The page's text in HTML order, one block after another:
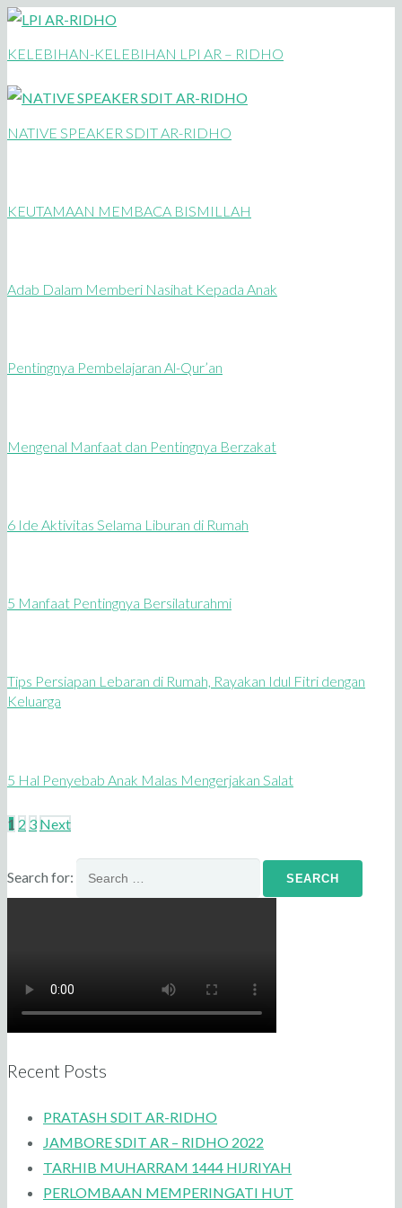
KELEBIHAN-KELEBIHAN LPI AR – RIDHO
NATIVE SPEAKER SDIT AR-RIDHO
KEUTAMAAN MEMBACA BISMILLAH
Adab Dalam Memberi Nasihat Kepada Anak
Pentingnya Pembelajaran Al-Qur’an
Mengenal Manfaat dan Pentingnya Berzakat
6 Ide Aktivitas Selama Liburan di Rumah
5 Manfaat Pentingnya Bersilaturahmi
Tips Persiapan Lebaran di Rumah, Rayakan Idul Fitri dengan
Keluarga
5 Hal Penyebab Anak Malas Mengerjakan Salat
1 2 3 Next
Search for:
Recent Posts
PRATASH SDIT AR-RIDHO
JAMBORE SDIT AR – RIDHO 2022
TARHIB MUHARRAM 1444 HIJRIYAH
PERLOMBAAN MEMPERINGATI HUT